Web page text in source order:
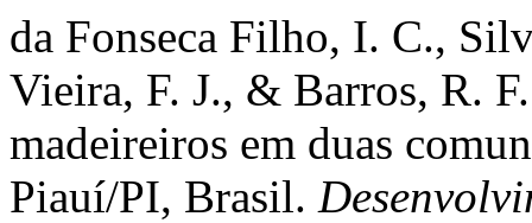
da Fonseca Filho, I. C.,
Vieira, F. J., & Barros, R.
madeireiros em duas
Piauí/PI, Brasil.